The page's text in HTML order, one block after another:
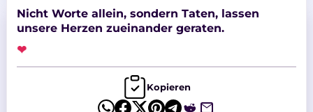
Nicht Worte allein, sondern Taten, lassen
unsere Herzen zueinander geraten.
❤
Kopieren